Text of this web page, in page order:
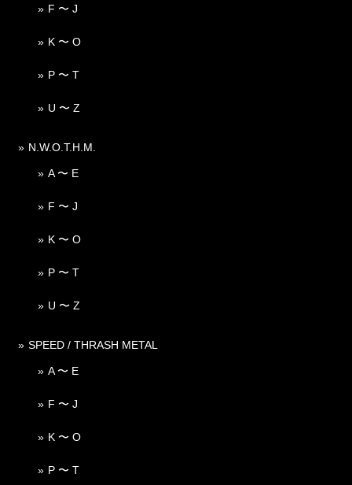
F 〜 J
K 〜 O
P 〜 T
U 〜 Z
N.W.O.T.H.M.
A 〜 E
F 〜 J
K 〜 O
P 〜 T
U 〜 Z
SPEED / THRASH METAL
A 〜 E
F 〜 J
K 〜 O
P 〜 T